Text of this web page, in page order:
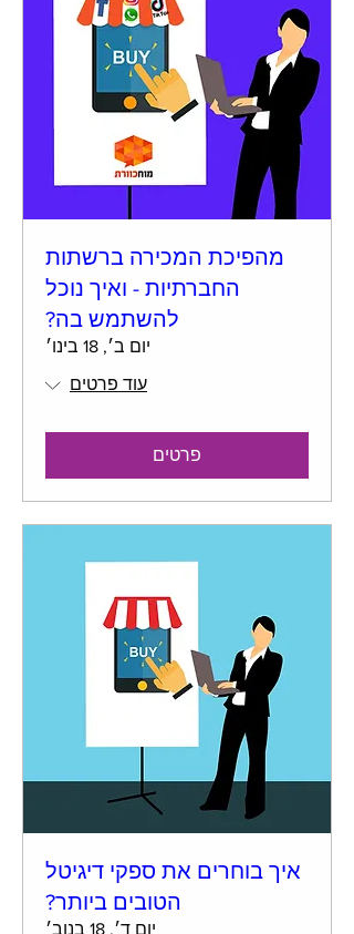
מהפיכת המכירה ברשתות
החברתיות - ואיך נוכל
להשתמש בה?
יום ב׳, 18 בינו׳
עוד פרטים
פרטים
איך בוחרים את ספקי דיגיטל
הטובים ביותר?
יום ד׳, 18 בנוב׳